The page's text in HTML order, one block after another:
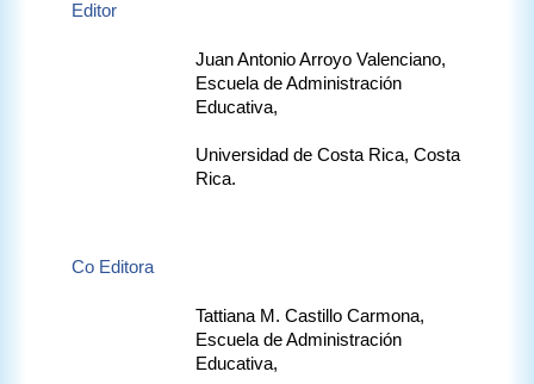
Editor
Juan Antonio Arroyo Valenciano,
Escuela de Administración
Educativa,
Universidad de Costa Rica, Costa
Rica.
Co Editora
Tattiana M. Castillo Carmona,
Escuela de Administración
Educativa,